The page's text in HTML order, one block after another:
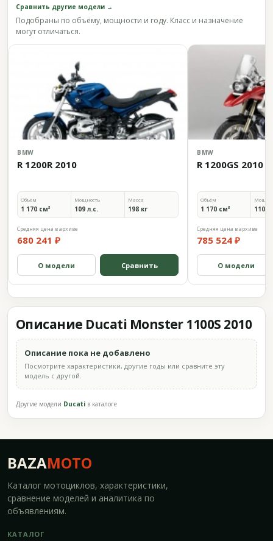
Сравнить другие модели →
Подобраны по объёму, мощности и году. Класс и назначение
могут отличаться.
BMW
R 1200R 2010
Объём
1 170 см³
Мощность
109 л.с.
Масса
198 кг
Средняя цена в архиве
680 241 ₽
О модели Сравнить
BMW
R 1200GS 2010
Объём
1 170 см³ 110
Средняя цена в архиве
785 524 ₽
О модели
Описание Ducati Monster 1100S 2010
Описание пока не добавлено
Посмотрите характеристики, другие годы или сравните эту
модель с другой.
Другие модели Ducati в каталоге
BAZAMOTO
Каталог мотоциклов, характеристики,
сравнение моделей и аналитика по
объявлениям.
КАТАЛОГ